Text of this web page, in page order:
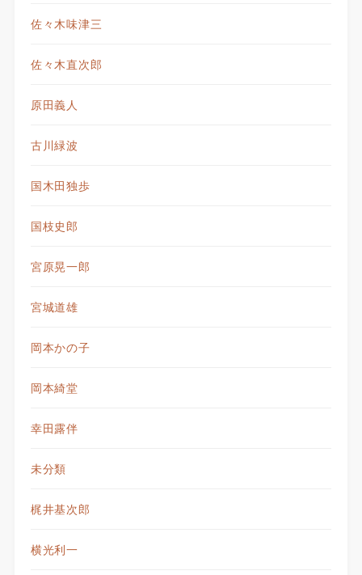
佐々木味津三
佐々木直次郎
原田義人
古川緑波
国木田独歩
国枝史郎
宮原晃一郎
宮城道雄
岡本かの子
岡本綺堂
幸田露伴
未分類
梶井基次郎
横光利一